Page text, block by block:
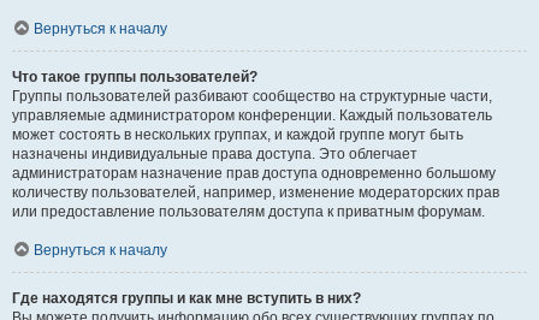
Вернуться к началу
Что такое группы пользователей?
Группы пользователей разбивают сообщество на структурные части,
управляемые администратором конференции. Каждый пользователь
может состоять в нескольких группах, и каждой группе могут быть
назначены индивидуальные права доступа. Это облегчает
администраторам назначение прав доступа одновременно большому
количеству пользователей, например, изменение модераторских прав
или предоставление пользователям доступа к приватным форумам.
Вернуться к началу
Где находятся группы и как мне вступить в них?